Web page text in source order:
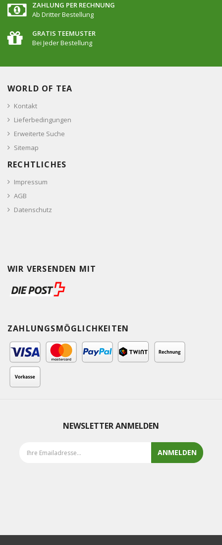
ZAHLUNG PER RECHNUNG
Ab Dritter Bestellung
GRATIS TEEMUSTER
Bei Jeder Bestellung
WORLD OF TEA
Kontakt
Lieferbedingungen
Erweiterte Suche
Sitemap
RECHTLICHES
Impressum
AGB
Datenschutz
WIR VERSENDEN MIT
ZAHLUNGSMÖGLICHKEITEN
NEWSLETTER ANMELDEN
ANMELDEN